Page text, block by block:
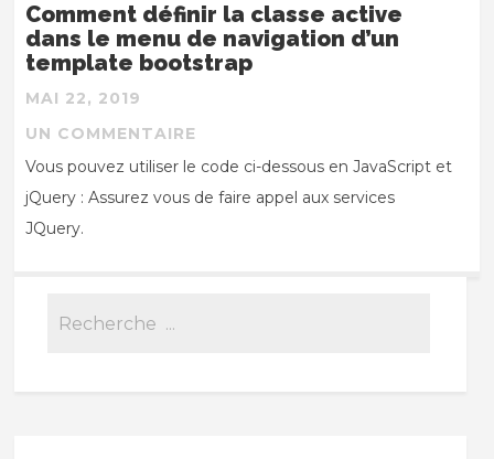
Comment définir la classe active
dans le menu de navigation d’un
template bootstrap
MAI 22, 2019
UN COMMENTAIRE
Vous pouvez utiliser le code ci-dessous en JavaScript et
jQuery : Assurez vous de faire appel aux services
JQuery.